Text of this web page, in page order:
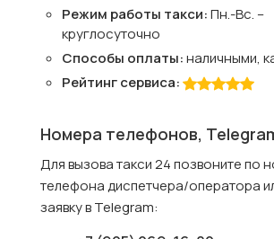
Режим работы такси:Пн.-Вс. –
круглосуточно
Способы оплаты:наличными,
Рейтинг сервиса:
Номера телефонов,
Для вызова такси 24 позвоните по
телефона диспетчера/оператора
заявку в Telegram: